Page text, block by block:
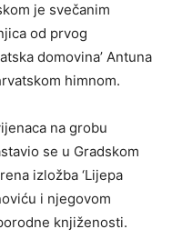
je svečanim
od prvog
domovina’ Antuna
himnom.
na grobu
se u Gradskom
izložba ‘Lijepa
i njegovom
knjiženosti.